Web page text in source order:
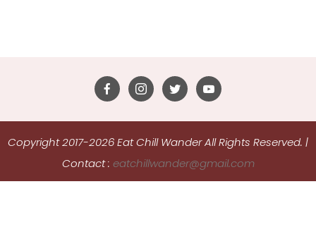
Copyright 2017-2026 Eat Chill Wander All Rights Reserved. |
Contact : eatchillwander@gmail.com